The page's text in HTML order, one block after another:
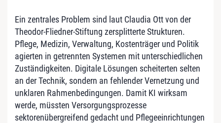
Ein zentrales Problem sind laut Claudia Ott von der
Theodor-Fliedner-Stiftung zersplitterte Strukturen.
Pflege, Medizin, Verwaltung, Kostenträger und Politik
agierten in getrennten Systemen mit unterschiedlichen
Zuständigkeiten. Digitale Lösungen scheiterten selten
an der Technik, sondern an fehlender Vernetzung und
unklaren Rahmenbedingungen. Damit KI wirksam
werde, müssten Versorgungsprozesse
sektorenübergreifend gedacht und Pflegeeinrichtungen